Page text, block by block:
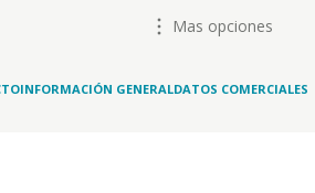
Mas opciones
INFORMACIÓN GENERALDATOS COMERCIALES